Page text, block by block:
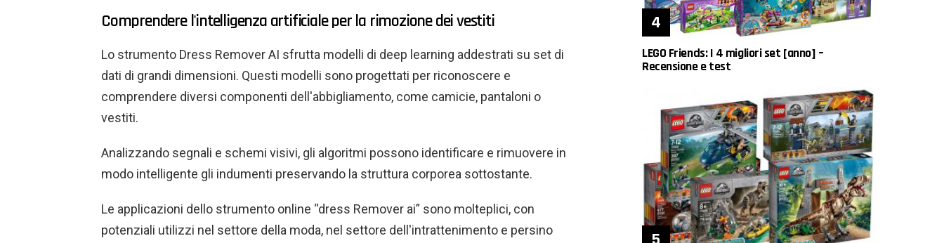
Comprendere l'intelligenza artificiale per la rimozione dei vestiti
Lo strumento Dress Remover AI sfrutta modelli di deep learning addestrati su set di
dati di grandi dimensioni. Questi modelli sono progettati per riconoscere e
comprendere diversi componenti dell'abbigliamento, come camicie, pantaloni o
vestiti.
Analizzando segnali e schemi visivi, gli algoritmi possono identificare e rimuovere in
modo intelligente gli indumenti preservando la struttura corporea sottostante.
Le applicazioni dello strumento online “dress Remover ai” sono molteplici, con
potenziali utilizzi nel settore della moda, nel settore dell'intrattenimento e persino
LEGO Friends: I 4 migliori set [anno] –
Recensione e test